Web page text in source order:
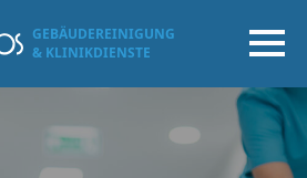
GEBÄUDEREINIGUNG
& KLINIKDIENSTE